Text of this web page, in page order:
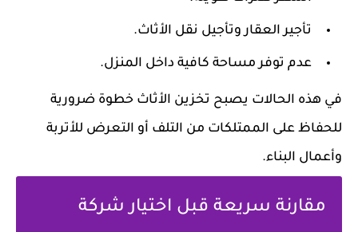
تأجير العقار وتأجيل نقل الأثاث.
عدم توفر مساحة كافية داخل المنزل.
في هذه الحالات يصبح تخزين الأثاث خطوة ضرورية
للحفاظ على الممتلكات من التلف أو التعرض للأتربة
وأعمال البناء.
مقارنة سريعة قبل اختيار شركة